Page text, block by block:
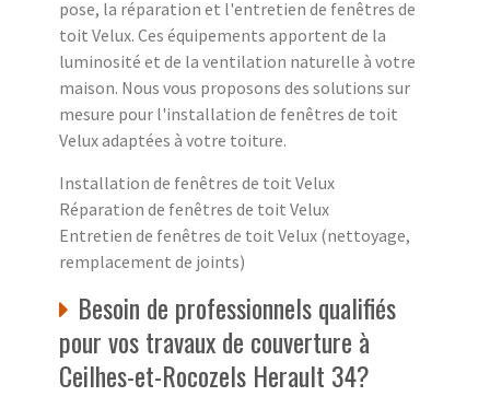
pose, la réparation et l'entretien de fenêtres de
toit Velux. Ces équipements apportent de la
luminosité et de la ventilation naturelle à votre
maison. Nous vous proposons des solutions sur
mesure pour l'installation de fenêtres de toit
Velux adaptées à votre toiture.
Installation de fenêtres de toit Velux
Réparation de fenêtres de toit Velux
Entretien de fenêtres de toit Velux (nettoyage,
remplacement de joints)
Besoin de professionnels qualifiés
pour vos travaux de couverture à
Ceilhes-et-Rocozels Herault 34?